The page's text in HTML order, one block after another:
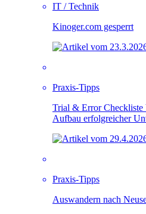
IT / Technik
Kinoger.com gesperrt
Praxis-Tipps
Trial & Error Checkliste
Aufbau erfolgreicher
Praxis-Tipps
Auswandern nach